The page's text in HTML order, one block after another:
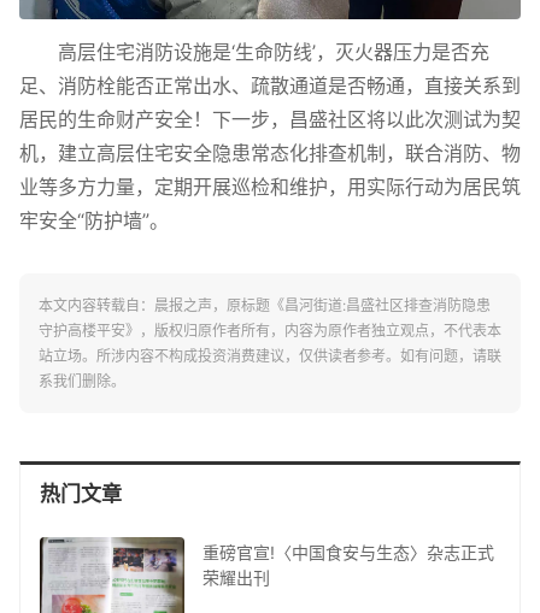
高层住宅消防设施是‘生命防线’，灭火器压力是否充
足、消防栓能否正常出水、疏散通道是否畅通，直接关系到
居民的生命财产安全！下一步，昌盛社区将以此次测试为契
机，建立高层住宅安全隐患常态化排查机制，联合消防、物
业等多方力量，定期开展巡检和维护，用实际行动为居民筑
牢安全“防护墙”。
本文内容转载自：晨报之声，原标题《昌河街道:昌盛社区排查消防隐患
守护高楼平安》，版权归原作者所有，内容为原作者独立观点，不代表本
站立场。所涉内容不构成投资消费建议，仅供读者参考。如有问题，请联
系我们删除。
热门文章
重磅官宣!〈中国食安与生态〉杂志正式
荣耀出刊